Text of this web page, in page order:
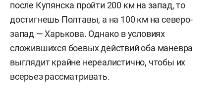
после Купянска пройти 200 км на запад, то
достигнешь Полтавы, а на 100 км на северо-
запад — Харькова. Однако в условиях
сложившихся боевых действий оба маневра
выглядит крайне нереалистично, чтобы их
всерьез рассматривать.